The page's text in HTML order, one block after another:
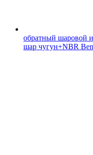
обратный шаровой
шар чугун+NBR